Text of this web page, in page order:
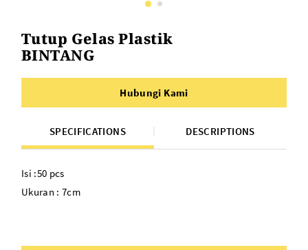
Tutup Gelas Plastik
BINTANG
Hubungi Kami
SPECIFICATIONS DESCRIPTIONS
Isi :50 pcs
Ukuran : 7cm